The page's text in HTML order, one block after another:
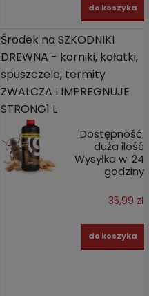
do koszyka
Środek na SZKODNIKI
DREWNA - korniki, kołatki,
spuszczele, termity
ZWALCZA I IMPREGNUJE
STRONG1 L
Dostępność:
duża ilość
Wysyłka w: 24
godziny
35,99 zł
do koszyka